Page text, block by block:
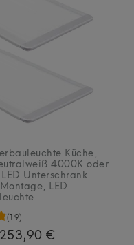
Küche,
4000K oder
Unterschrank
LED
(19)
€